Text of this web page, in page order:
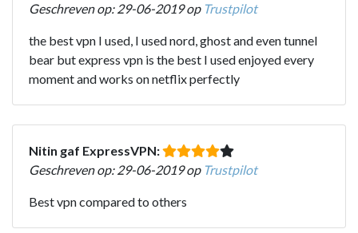
Geschreven op: 29-06-2019 op Trustpilot
the best vpn I used, I used nord, ghost and even tunnel
bear but express vpn is the best I used enjoyed every
moment and works on netflix perfectly
Nitin gaf ExpressVPN:
Geschreven op: 29-06-2019 op Trustpilot
Best vpn compared to others